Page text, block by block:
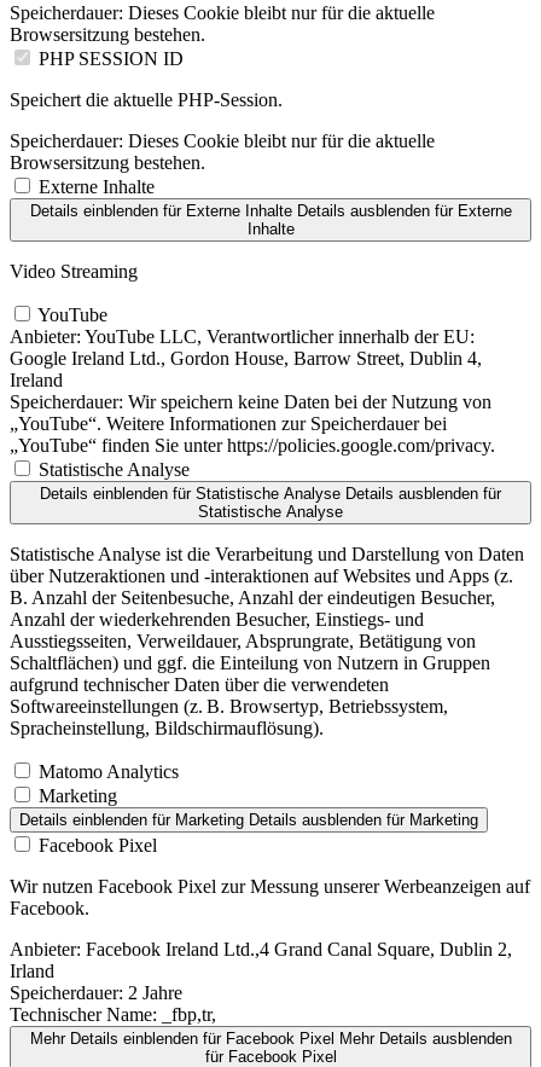
Speicherdauer: Dieses Cookie bleibt nur für die aktuelle
Browsersitzung bestehen.
PHP SESSION ID
Speichert die aktuelle PHP-Session.
Speicherdauer: Dieses Cookie bleibt nur für die aktuelle
Browsersitzung bestehen.
Externe Inhalte
Details einblendenfür Externe Inhalte Details ausblendenfür Externe
Inhalte
Video Streaming
YouTube
Anbieter: YouTube LLC, Verantwortlicher innerhalb der EU:
Google Ireland Ltd., Gordon House, Barrow Street, Dublin 4,
Ireland
Speicherdauer: Wir speichern keine Daten bei der Nutzung von
„YouTube“. Weitere Informationen zur Speicherdauer bei
„YouTube“ finden Sie unter https://policies.google.com/privacy.
Statistische Analyse
Details einblenden für Statistische Analyse Details ausblenden für
Statistische Analyse
Statistische Analyse ist die Verarbeitung und Darstellung von Daten
über Nutzeraktionen und -interaktionen auf Websites und Apps (z.
B. Anzahl der Seitenbesuche, Anzahl der eindeutigen Besucher,
Anzahl der wiederkehrenden Besucher, Einstiegs- und
Ausstiegsseiten, Verweildauer, Absprungrate, Betätigung von
Schaltflächen) und ggf. die Einteilung von Nutzern in Gruppen
aufgrund technischer Daten über die verwendeten
Softwareeinstellungen (z. B. Browsertyp, Betriebssystem,
Spracheinstellung, Bildschirmauflösung).
Matomo Analytics
Marketing
Details einblenden für Marketing Details ausblenden für Marketing
Facebook Pixel
Wir nutzen Facebook Pixel zur Messung unserer Werbeanzeigen auf
Facebook.
Anbieter: Facebook Ireland Ltd.,4 Grand Canal Square, Dublin 2,
Irland
Speicherdauer: 2 Jahre
Technischer Name: _fbp,tr,
Mehr Details einblendenfür Facebook Pixel Mehr Details ausblenden
für Facebook Pixel